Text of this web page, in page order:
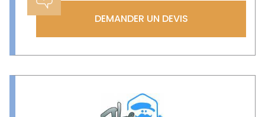
DEMANDER UN DEVIS